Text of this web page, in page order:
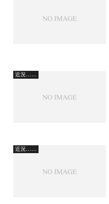
近況……
近況……